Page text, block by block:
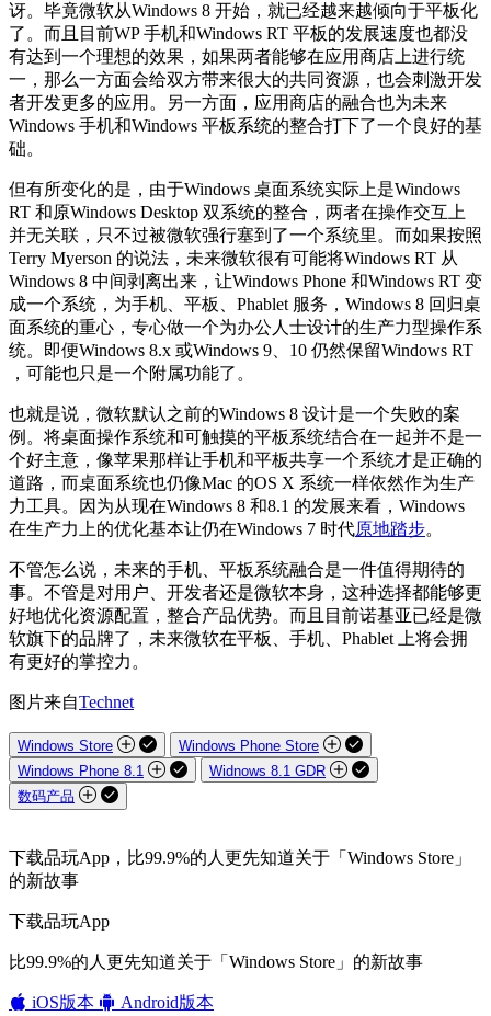
讶。毕竟微软从Windows 8 开始，就已经越来越倾向于平板化
了。而且目前WP 手机和Windows RT 平板的发展速度也都没
有达到一个理想的效果，如果两者能够在应用商店上进行统
一，那么一方面会给双方带来很大的共同资源，也会刺激开发
者开发更多的应用。另一方面，应用商店的融合也为未来
Windows 手机和Windows 平板系统的整合打下了一个良好的基
础。
但有所变化的是，由于Windows 桌面系统实际上是Windows
RT 和原Windows Desktop 双系统的整合，两者在操作交互上
并无关联，只不过被微软强行塞到了一个系统里。而如果按照
Terry Myerson 的说法，未来微软很有可能将Windows RT 从
Windows 8 中间剥离出来，让Windows Phone 和Windows RT 变
成一个系统，为手机、平板、Phablet 服务，Windows 8 回归桌
面系统的重心，专心做一个为办公人士设计的生产力型操作系
统。即便Windows 8.x 或Windows 9、10 仍然保留Windows RT
，可能也只是一个附属功能了。
也就是说，微软默认之前的Windows 8 设计是一个失败的案
例。将桌面操作系统和可触摸的平板系统结合在一起并不是一
个好主意，像苹果那样让手机和平板共享一个系统才是正确的
道路，而桌面系统也仍像Mac 的OS X 系统一样依然作为生产
力工具。因为从现在Windows 8 和8.1 的发展来看，Windows
在生产力上的优化基本让仍在Windows 7 时代原地踏步。
不管怎么说，未来的手机、平板系统融合是一件值得期待的
事。不管是对用户、开发者还是微软本身，这种选择都能够更
好地优化资源配置，整合产品优势。而且目前诺基亚已经是微
软旗下的品牌了，未来微软在平板、手机、Phablet 上将会拥
有更好的掌控力。
图片来自Technet
Windows Store
Windows Phone Store
Windows Phone 8.1
Widnows 8.1 GDR
数码产品
下载品玩App，比99.9%的人更先知道关于「Windows Store」
的新故事
下载品玩App
比99.9%的人更先知道关于「Windows Store」的新故事
iOS版本
Android版本